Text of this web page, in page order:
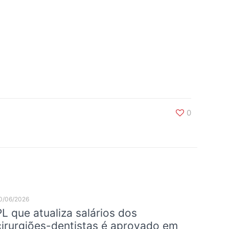
0
06/2026
que atualiza salários dos
dentistas é aprovado em